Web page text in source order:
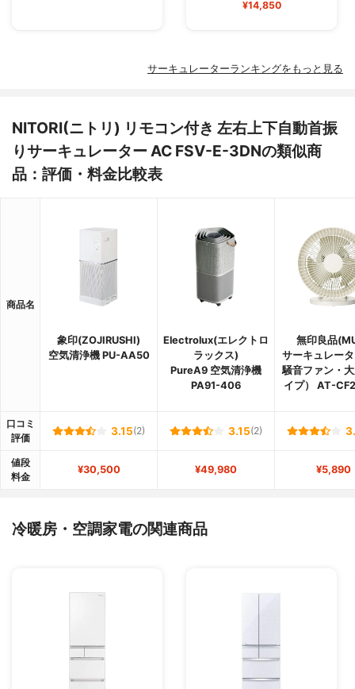
¥14,850
サーキュレーターランキングをもっと見る
NITORI(ニトリ) リモコン付き 左右上下自動首振
りサーキュレーター AC FSV-E-3DNの類似商
品：評価・料金比較表
商品名
象印(ZOJIRUSHI)
空気清浄機 PU-AA50
Electrolux(エレクトロ
ラックス)
PureA9 空気清浄機
PA91-406
無印良品
サーキュレー
騒音ファン・
イプ） AT-
口コミ
評価
3.15(2) 3.15(2)
値段
料金
¥30,500 ¥49,980 ¥5,890
冷暖房・空調家電の関連商品